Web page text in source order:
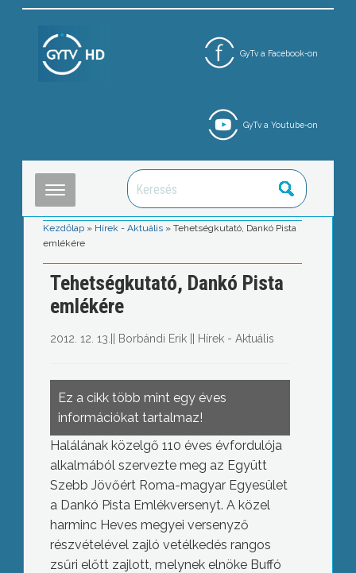
GyTv a Facebook-on
GyTv a Youtube-on
Kezdőlap » Hírek - Aktuális »Tehetségkutató, Dankó Pista
emlékére
Tehetségkutató, Dankó Pista
emlékére
2012. 12. 13. Borbándi Erik|| Hírek - Aktuális
Ez a cikk több mint egy éves
információkat tartalmaz!
Halálának közelgő 110 éves évfordulója
alkalmából szervezte meg az Együtt
Szebb Jövőért Roma-magyar Egyesület
a Dankó Pista Emlékversenyt. A közel
harminc Heves megyei versenyző
részvételével zajló vetélkedés rangos
zsűri előtt zajlott, melynek elnöke Buffó